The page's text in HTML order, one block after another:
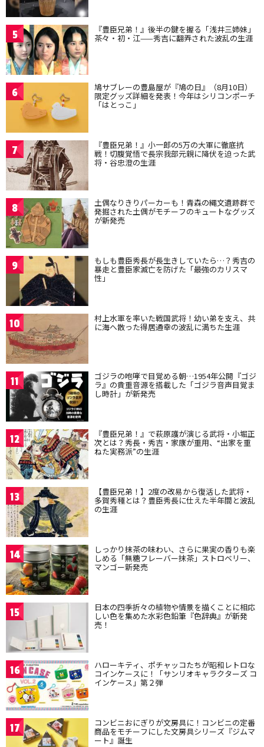
5 『豊臣兄弟！』後半の鍵を握る「浅井三姉妹」
茶々・初・江——秀吉に翻弄された波乱の生涯
6 鳩サブレーの豊島屋が『鳩の日』（8月10日）
限定グッズ詳細を発表！今年はシリコンポーチ
「はとっこ」
7 『豊臣兄弟！』小一郎の5万の大軍に徹底抗
戦！切腹覚悟で長宗我部元親に降伏を迫った武
将・谷忠澄の生涯
8 土偶なりきりパーカーも！青森の縄文遺跡群で
発掘された土偶がモチーフのキュートなグッズ
が新発売
9 もしも豊臣秀長が長生きしていたら…？秀吉の
暴走と豊臣家滅亡を防げた「最強のカリスマ
性」
10 村上水軍を率いた戦国武将！幼い弟を支え、共
に海へ散った得居通幸の波乱に満ちた生涯
11 ゴジラの咆哮で目覚める朝…1954年公開『ゴジ
ラ』の貴重音源を搭載した「ゴジラ音声目覚ま
し時計」が新発売
12 『豊臣兄弟！』で萩原護が演じる武将・小堀正
次とは？秀長・秀吉・家康が重用、“出家を重
ねた実務派”の生涯
13 【豊臣兄弟！】2度の改易から復活した武将・
多賀秀種とは？豊臣秀長に仕えた半年間と波乱
の生涯
14 しっかり抹茶の味わい、さらに果実の香りも楽
しめる「無糖フレーバー抹茶」ストロベリー、
マンゴー新発売
15 日本の四季折々の植物や情景を描くことに相応
しい色を集めた水彩色鉛筆『色辞典』が新発
売！
16 ハローキティ、ポチャッコたちが昭和レトロな
コインケースに！「サンリオキャラクターズ コ
インケース」第２弾
17 コンビニおにぎりが文房具に！コンビニの定番
商品をモチーフにした文房具シリーズ『ジムマ
ート』誕生